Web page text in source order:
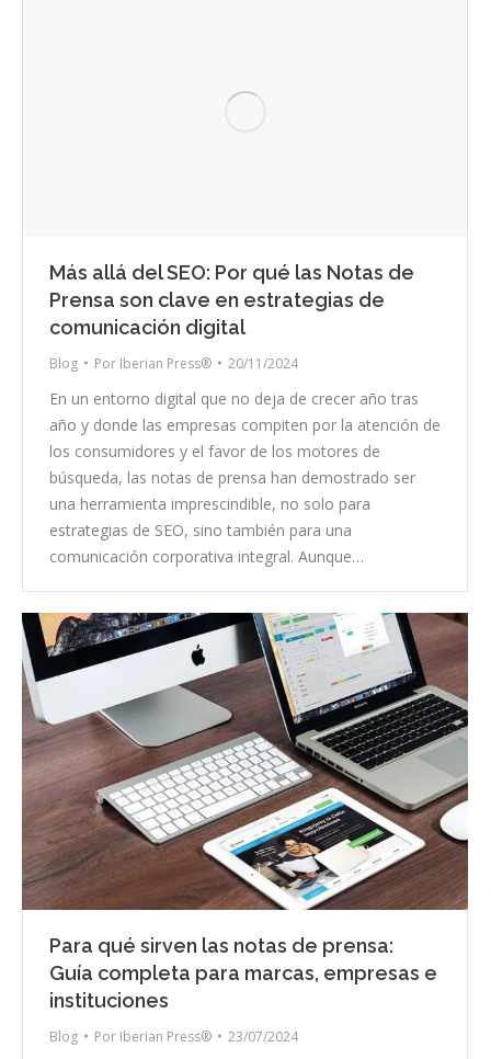
Más allá del SEO: Por qué las Notas de
Prensa son clave en estrategias de
comunicación digital
Blog Por Iberian Press® 20/11/2024
En un entorno digital que no deja de crecer año tras
año y donde las empresas compiten por la atención de
los consumidores y el favor de los motores de
búsqueda, las notas de prensa han demostrado ser
una herramienta imprescindible, no solo para
estrategias de SEO, sino también para una
comunicación corporativa integral. Aunque…
Para qué sirven las notas de prensa:
Guía completa para marcas, empresas e
instituciones
Blog Por Iberian Press® 23/07/2024